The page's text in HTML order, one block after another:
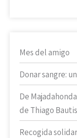
Mes del amigo
Donar sangre:
De
de Thiago
Recogida